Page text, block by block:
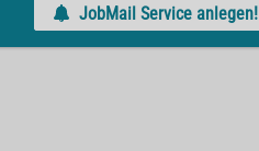
JobMail Service anlegen!